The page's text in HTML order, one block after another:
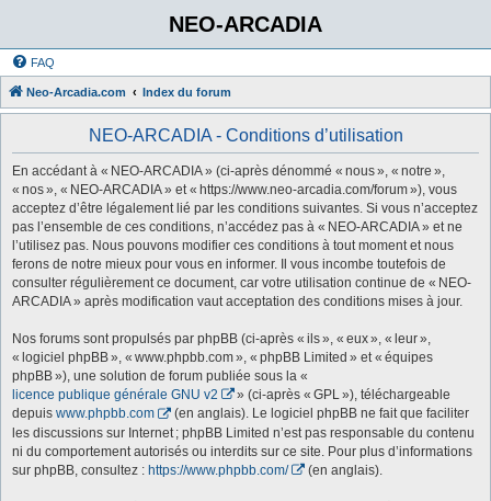
NEO-ARCADIA
FAQ
Neo-Arcadia.com Index du forum
NEO-ARCADIA - Conditions d’utilisation
En accédant à « NEO-ARCADIA » (ci-après dénommé « nous », « notre »,
« nos », « NEO-ARCADIA » et « https://www.neo-arcadia.com/forum »), vous
acceptez d’être légalement lié par les conditions suivantes. Si vous n’acceptez
pas l’ensemble de ces conditions, n’accédez pas à « NEO-ARCADIA » et ne
l’utilisez pas. Nous pouvons modifier ces conditions à tout moment et nous
ferons de notre mieux pour vous en informer. Il vous incombe toutefois de
consulter régulièrement ce document, car votre utilisation continue de « NEO-
ARCADIA » après modification vaut acceptation des conditions mises à jour.
Nos forums sont propulsés par phpBB (ci-après « ils », « eux », « leur »,
« logiciel phpBB », « www.phpbb.com », « phpBB Limited » et « équipes
phpBB »), une solution de forum publiée sous la «
licence publique générale GNU v2
» (ci-après « GPL »), téléchargeable
depuis www.phpbb.com
(en anglais). Le logiciel phpBB ne fait que faciliter
les discussions sur Internet ; phpBB Limited n’est pas responsable du contenu
ni du comportement autorisés ou interdits sur ce site. Pour plus d’informations
sur phpBB, consultez : https://www.phpbb.com/ (en anglais).